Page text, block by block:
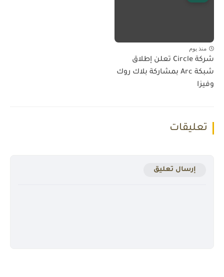
منذ يوم
شركة Circle تعلن إطلاق
شبكة Arc بمشاركة بلاك روك
وفيزا
تعليقات
إرسال تعليق